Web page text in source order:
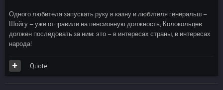
Одного любителя запускать руку в казну и любителя генеральш –
Шойгу – уже отправили на пенсионную должность, Колокольцев
должен последовать за ним: это – в интересах страны, в интересах
народа!
Quote